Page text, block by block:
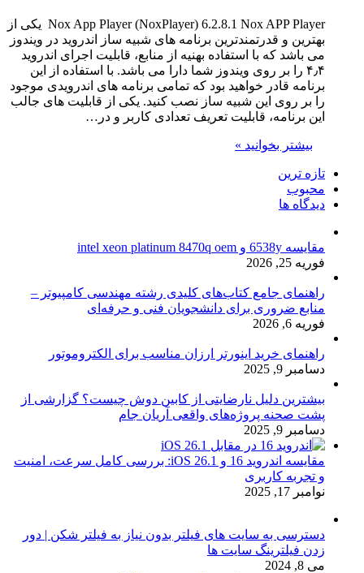
Nox App Player (NoxPlayer) 6.2.8.1 Nox APP Player یکی از
بهترین و قدرتمندترین برنامه های شبیه ساز اندروید در ویندوز
می باشد که با استفاده بهنیه از منابع، قابلیت اجرای اندروید
۴٫۴ را بر روی ویندوز شما دارا می باشد. با استفاده از این
برنامه قادر خواهید بود که تمامی برنامه های اندرویدی موجود
را بر روی این شبیه ساز نصب کنید. یکی از قابلیت های جالب
این برنامه، قابلیت تعریف تعدادی کاربر و در…
بیشتر بخوانید »
تازه ترین
محبوب
دیدگاه ها
مقایسه 6538y و intel xeon platinum 8470q oem
فوریه 25, 2026
راهنمای جامع کتاب‌های کلیدی رشته مهندسی کامپیوتر –
منابع ضروری برای دانشجویان فنی و حرفه‌ای
فوریه 6, 2026
راهنمای خرید اینورتر ارزان مناسب برای الکتروموتور
دسامبر 9, 2025
بیشترین دلیل نارضایتی از کابین دوش چیست؟ گزارشی از
پشت صحنه پروژه‌های واقعی آریان جام
دسامبر 9, 2025
مقایسه اندروید 16 و iOS 26.1: بررسی کامل سرعت، امنیت
و تجربه کاربری
نوامبر 17, 2025
دسترسی به سایت های فیلتر بدون نیاز به فیلتر شکن | دور
زدن فیلترینگ سایت ها
می 8, 2024